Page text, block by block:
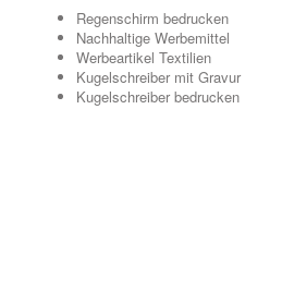
Regenschirm bedrucken
Nachhaltige Werbemittel
Werbeartikel Textilien
Kugelschreiber mit Gravur
Kugelschreiber bedrucken